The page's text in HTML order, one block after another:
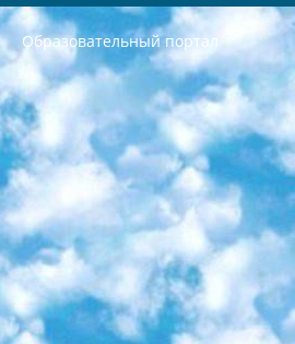
Образовательный портал
РЕСПУБЛИКА УЗБЕКИСТАН МИНИСТРЕРСТВО ДОШКОЛЬНОГО И ШКОЛЬНОГО ОБРАЗОВАНИЯ КОМАНДА в общеобразовательных учреждениях в 2023-2024 учебном году организация и проведение итоговой государственной аттестации обучающихся о Министра дошкольного и школьного образования Республики Узбекистан от 4 марта 2008 года (постановлением Минюста от 20 марта 2008 года № 1778 государственной регистрации) «Итоговое состояние учащихся общего среднего образования на основании положения об утверждении положения об аттестации общего среднего образования выпускной экзамен студентов в образовательных учреждениях в 2023-2024 учебном году В целях организации и прохождения аттестации приказываю: 1. Следующее: перечень предметов, по которым будет проводиться итоговая государственная аттестация и экзамен формы перевода согласно приложению 1; сертификаты международного образца, оценивающие уровень владения иностранными языками перечень согласно приложению 2; 2. Педагогический при специализированных образовательных учреждениях. научно-практический центр квалификации и международной оценки (Д.Давидова) 2024 г. До 25 марта: задания по предметам, по которым будет проводиться итоговая аттестация разработка и утверждение технических условий; итоговая аттестация на основании разработанного предметного задания разработка вопросов по предметам (устно и письменно), экзамен передача; общеобразовательные средние школы и специальные учебные заведения учащиеся выпускных классов школ и интернатов в агентской системе подготовка базы данных экзаменационных материалов и критериев оценки; перевод базы экзаменационных материалов на все языки обучения подать в Республиканский образовательный центр для изготовления; варианты экзаменов на основе разработанных контрольных материалов пусть будут поставлены задачи формирования. 3. Республиканский образовательный центр (Ш.Худайкулов) до 5 апреля 2024 года. до: база данных предоставленных экзаменационных материалов на все языки обучения перевод и экспертиза; для слепых, слабовидящих, глухих, слабослышащих и умственно отсталых детей учащиеся выпускных классов специализированных школ и школ-интернатов база данных экзаменационных материалов на всех преподаваемых языках подготовка критериев оценки; специализированные школы для умственно отсталых детей и технологии для учащихся выпускных классов школ-интернатов разработка соответствующих рекомендаций и критериев проведения ЕГЭ по естествознанию давать задания. 4. Педагогический при специализированных образовательных учреждениях. Научно-практический центр навыков и международной оценки (Д.Давидова), Республика образовательный центр (Худайкулов Ш.) итоговый государственный аттестационный экзамен ориентирован на творческое и логическое мышление при подготовке базы материалов учитывать введение заданий. 5. Следует отметить, что: сертификат государственного образца о знании общеобразовательного предмета и как минимум национальный уровень B1 по предметам на иностранных языках, указанным в Приложении 2. или международно признанный сертификат эквивалентного уровня студенты, изучающие определенный предмет, освобождаются от экзамена; по соответствующим предметам запланирована итоговая государственная аттестация за день до дня, путем жеребьевки Рабочей группой (в письменной форме по предметам, проводимым в форме) из числа сформированных вариантов выбрано 2 варианта; 2 выбранных варианта экзамена анонсированы на официальном сайте министерства и все выпускники по всей стране на основе этих вариантов проводит итоговую государственную аттестацию. 6. Государственное образование учащихся средних общеобразовательных учреждений. знания в соответствии с квалификационными требованиями, которые необходимо приобрести на основании стандартов итоговый (выпускной) контроль для 9 и 11 классов в целях тестирования Экзамены (далее – экзамены) состоят из предметов, перечисленных в приложении 1. будет сделано. 7. Экзамены пройдут с 26 мая по 15 июня 2024 г. (кроме науки физического воспитания). 8. Физическая для учащихся 9 классов общесредних образовательных учреждений. Экзамены по предмету «Образование, квалификация медицина» 1-6 мая 2024 года. сотрудники перевести под присмотр (с отклонениями в физическом или умственном развитии) специализированная школа для детей, школы-интернаты и со сколиозом школы-интернаты санаторного типа для больных детей исключены). 9. Он был слепым, слабовидящим и имел нарушения опорно-двигательного аппарата. экзамены в специализированных школах и интернатах для детей должны проводиться исходя из требований, предъявляемых к общеобразовательным учреждениям (физкультура кроме науки). 10. Специализированная школа для глухих и слабослышащих детей. и экзамены в интернатах и быть реализован в виде письменного теста по математике. 11. Специальность для умственно отсталых детей. Для 9 класса Родной язык и литературное письмо Государственный язык (язык обучения – узбекский). для неклассов) написано Математическое письмо Письменная/устная история Узбекистана Физическое воспитание практично Итоговый контроль Для 11 класса Написание родного языка и литературы (эссе) Математическое письмо Узбекский язык (обучение на узбекском языке) не посещающее общее среднее образование для учреждений)/Образовательное учреждение выбор письменный и устный Иностранный язык письменный/устный Письменная/устная история Узбекистана *По выбору студента:  Химия  Физика  Основы государственного права  География 10 бесплатных образовательных ресурсов - Мы составили подборку онлайн-проектов с интерактивными упражнениями, видеолекциями и статьями. Они помогут вам обрести новые и освежить старые знания бесплатно. 1. «ИНТУИТ» Старейшая образовательная площадка Рунета. Здесь вы найдёте сотни текстовых и видеокурсов на десятки различных тем — от программирования до психологии. Многие курсы подготовлены российскими университетами и крупными международными компаниями вроде Intel и Microsoft. Самостоятельное обучение бесплатное, но желающие могут оплатить услуги персональных наставников. 2. «Смартия» знакомит с актуальными профессиями и подсказывает, как им обучаться. Выбрав заинтересовавшую вас специальность — SMM-специалист, фотограф, веб-дизайнер или другую, — увидите список необходимых для неё умений. Чтобы вы могли освоить их самостоятельно, для каждого умения площадка отображает подборку ссылок на учебные материалы. Хотя «Смартия» ориентируется на русскоязычную аудиторию, часть контента всё же доступна только на английском. 3. «Лекторий Физтеха» Проект Московского физико-технического института (Физтеха). С его помощью вы можете смотреть онлайн серии лекций, записанные на видео в этом вузе. В числе доступных предметов — физика, биология, химия, информационные технологии и другие. К некоторым лекциям администрация ресурса прилагает готовые конспекты, которые можно скачивать в PDF-формате. 4. ITMOcourses Онлайн-площадка Санкт-Петербургского национального исследовательского университета информационных технологий, механики и оптики (ИТМО). Ресурс предоставляет свободный доступ к курсам, разработанным в этом вузе. Каталог материалов разбит на четыре категории: «Оптические системы и технологии», «Приборостроение и робототехника», «Информационные технологии» и «Биотехнологии». Курсы состоят из видеолекций, интерактивных демонстраций и заданий. 5. «КиберЛенинка» Электронная научная библиотека открытого доступа. Каталог площадки регулярно обрастает